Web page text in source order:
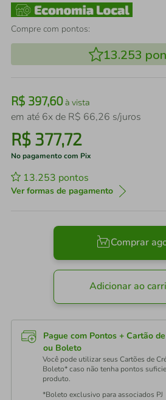
Compre com pontos:
13.253
R$ 397,60à vista
em até 6x de R$ 66,26 s/juros
R$ 377,72
No pagamento com Pix
13.253 pontos
Ver formas de pagamento
Comprar
Adicionar ao
Pague com Pontos + Cartão
ou Boleto
Você pode utilizar seus Cartões de
Boleto* caso não tenha pontos
produto.
*Boleto exclusivo para associados PJ